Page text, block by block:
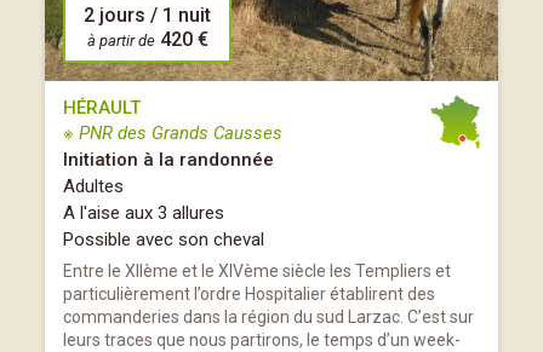
2 jours / 1 nuit
à partir de 420 €
HÉRAULT
※ PNR des Grands Causses
Initiation à la randonnée
Adultes
A l'aise aux 3 allures
Possible avec son cheval
Entre le XIIème et le XIVème siècle les Templiers et
particulièrement l’ordre Hospitalier établirent des
commanderies dans la région du sud Larzac. C’est sur
leurs traces que nous partirons, le temps d’un week-